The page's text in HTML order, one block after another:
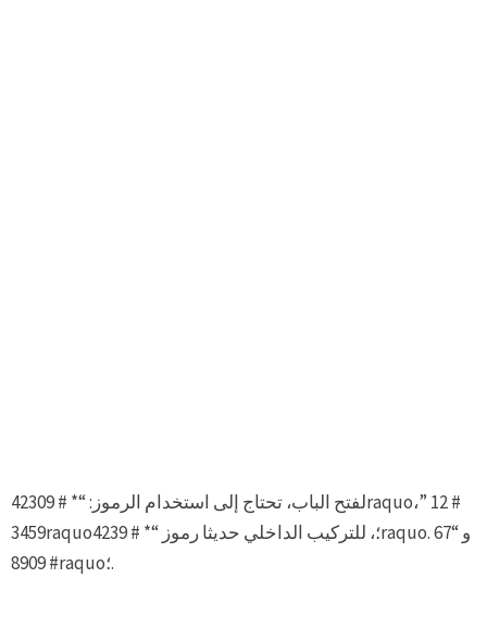
لفتح الباب، تحتاج إلى استخدام الرموز: “* # 42309raquo،” 12 #
3459raquo؛، للتركيب الداخلي حديثا رموز “* # 4239raquo. و “67
# 8909raquo؛.